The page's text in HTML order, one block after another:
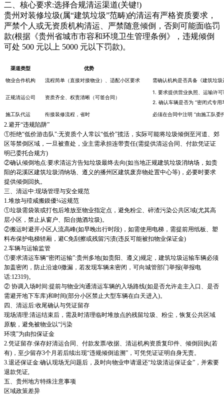
二、核心要求:选择合规清运渠道(关键!)
贵州对装修垃圾(属“建筑垃圾”范畴)的清运有严格资质要求，
严禁个人或无资质机构清运、严禁随意倾倒，否则可能面临罚
款(根据《贵州省城市市容和环境卫生管理条例》，违规倾倒
可处 500 元以上 5000 元以下罚款)。
渠道类型
优势
物业合作机构
流程简单（直接对接物业）、适配小区要求 需确认机构是否具备《建筑垃圾
正规清运公司 资质齐全、权责清晰（可签合同）
1. 要求提供营业执照、运输许可
2. 确认车辆是否为 “密闭式专用
施工队代运
衔接装修流程，省时 必须在合同中注明 “由施工队委
2.避开“违规陷阱”
①拒绝“低价游击队":无资质个人常以“低价”揽活，实际可能将垃圾倾倒至河道、郊
区等禁倒区域，一旦被查处，业主需承担连带责任(需提供清运合同、付款凭证证
明已委托合规方)
②确认倾倒地点:要求清运方告知垃圾最终去向(如当地正规建筑垃圾消纳场，如贵
阳的花溪区建筑垃圾消纳场、遵义的播州区建筑废弃物处置中心等)，必要时要求
提供倾倒回执。
三、清运中:现场管理与安全规范
1.堆放与殪咸搬鏌優¼运规范
①垃圾需袋装或打包后堆放至物业指定点，避免粉尘、碎渣污染公共区域(尤其高
层小区，禁止从窗户、阳台抛酒垃圾)。
②搬运时避开小区人流高峰(如早晚出行时段)，如需使用电梯，需提前用纸板、塑
料布保护电梯轿厢，避C免刮擦或残留污渍(违反可能被扣物业保证金)
2.车辆与运输监管
①要求清运车辆“密闭运输”:贵州多地(如贵阳、遵义)规定，建筑垃圾运输车辆必须
加盖密闭，防止沿途0撒漏，若发现车辆未密闭，可向城管部门举报(举报电
话:12319)。
② 协调入场时间:提前与物业沟通清运车辆的入场路线(如是否允许走主入口、是否
需避开地下车库)和时间(部分小区禁止大型车辆在白天进入)。
四、清运后:收尾确认与凭证留存
现场清理:清运结束后，需及时清理临时堆放点的残留垃圾、粉尘，恢复公共区域
原貌，避免被物业以“污染
环境”为由扣保证金
2.凭证留存:保存好清运合同、付款发票/收据、清运机构资质复印件、倾倒回执(若
有)，至少留存3个月若后续出现“违规倾倒追溯”，可凭凭证证明自身无责。
3.退还保证金:确认现场无问题后，及时向物业申请退还“垃圾清运保证金”，并索要
退款凭证,
五、贵州地方特殊注意事项
区域政策差异